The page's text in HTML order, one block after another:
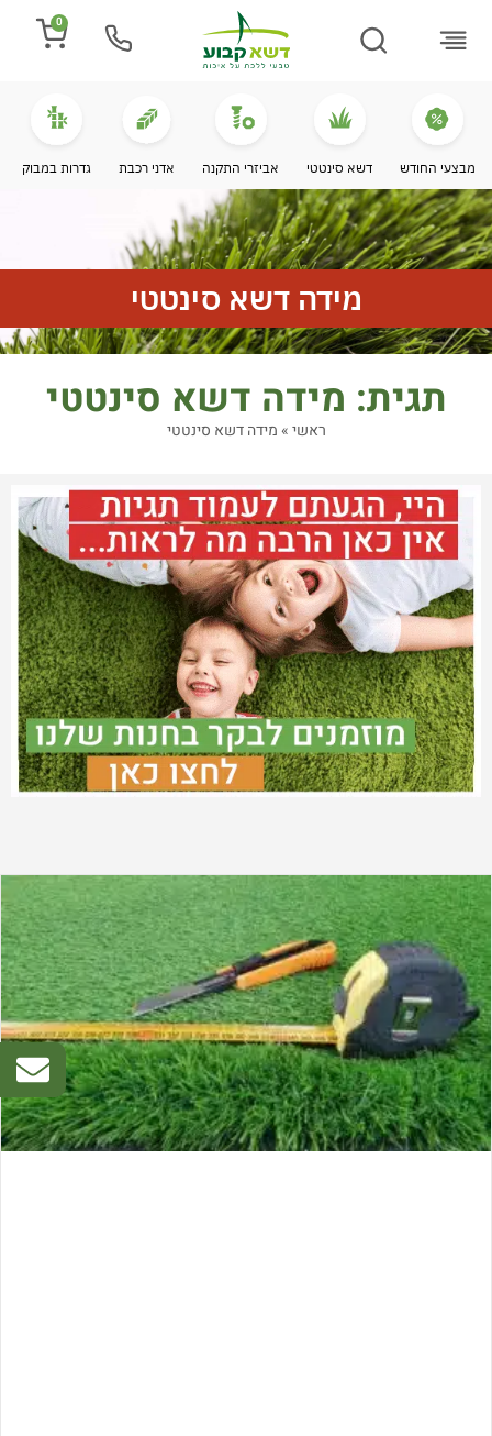
0
מבצעי החודש דשא סינטטי אביזרי התקנה אדני רכבת גדרות במבוק
מידה דשא סינטטי
תגית: מידה דשא סינטטי
ראשי»מידה דשא סינטטי